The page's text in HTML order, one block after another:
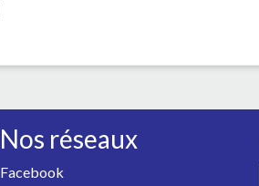
Nos réseaux
Facebook